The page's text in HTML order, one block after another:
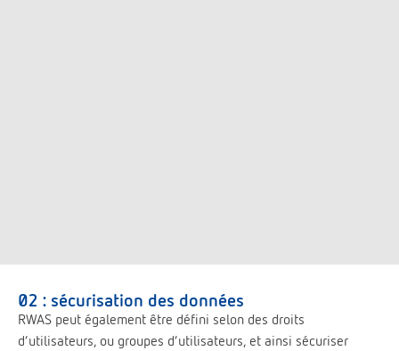
02 : sécurisation des données
RWAS peut également être défini selon des droits
d’utilisateurs, ou groupes d’utilisateurs, et ainsi sécuriser